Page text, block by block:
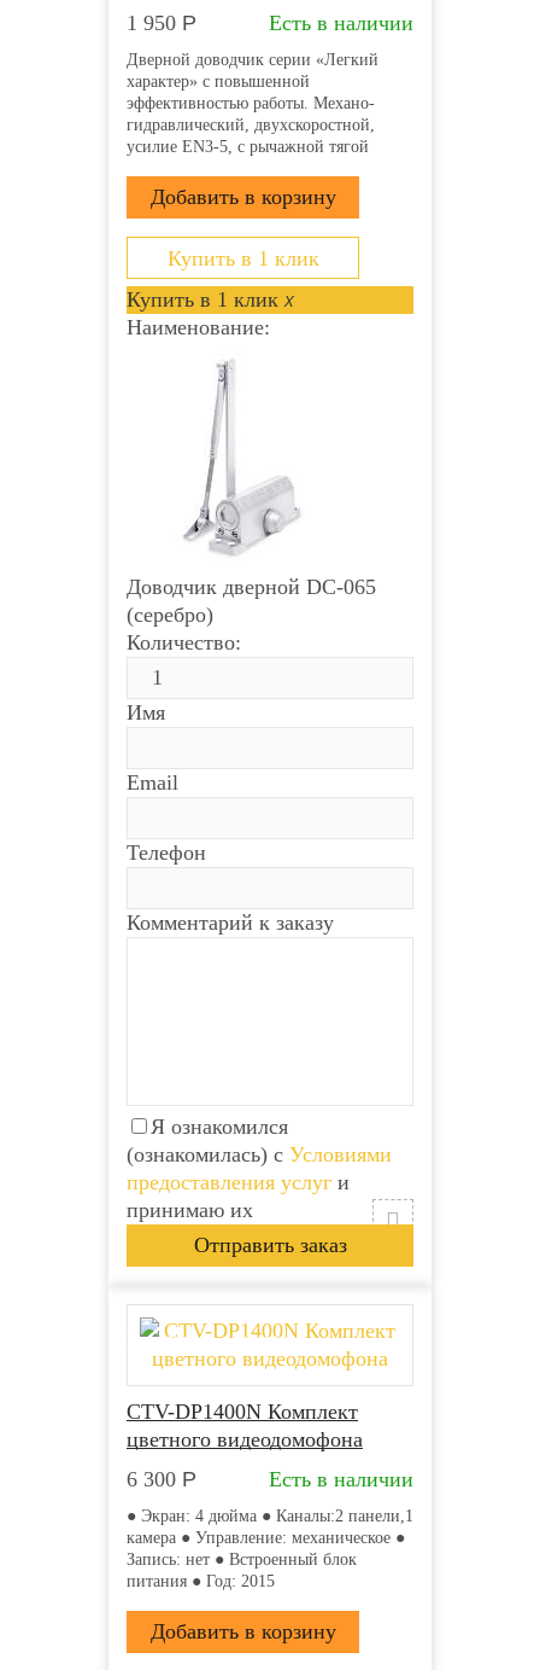
1 950 Р Есть в наличии
Дверной доводчик серии «Легкий
характер» с повышенной
эффективностью работы. Механо-
гидравлический, двухскоростной,
усилие EN3-5, с рычажной тягой
Купить в 1 клик
Купить в 1 клик x
Наименование:
Доводчик дверной DC-065
(серебро)
Количество:
Имя
Email
Телефон
Комментарий к заказу
Я ознакомился
(ознакомилась) с Условиями
предоставления услуг и
принимаю их
Бесплатная доставка
CTV-DP1400N Комплект
цветного видеодомофона
6 300 Р Есть в наличии
● Экран: 4 дюйма ● Каналы:2 панели,1
камера ● Управление: механическое ●
Запись: нет ● Встроенный блок
питания ● Год: 2015